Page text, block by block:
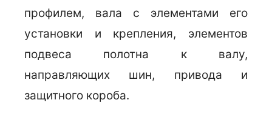
профилем, вала с элементами его
установки и крепления, элементов
подвеса полотна к валу,
направляющих шин, привода и
защитного короба.